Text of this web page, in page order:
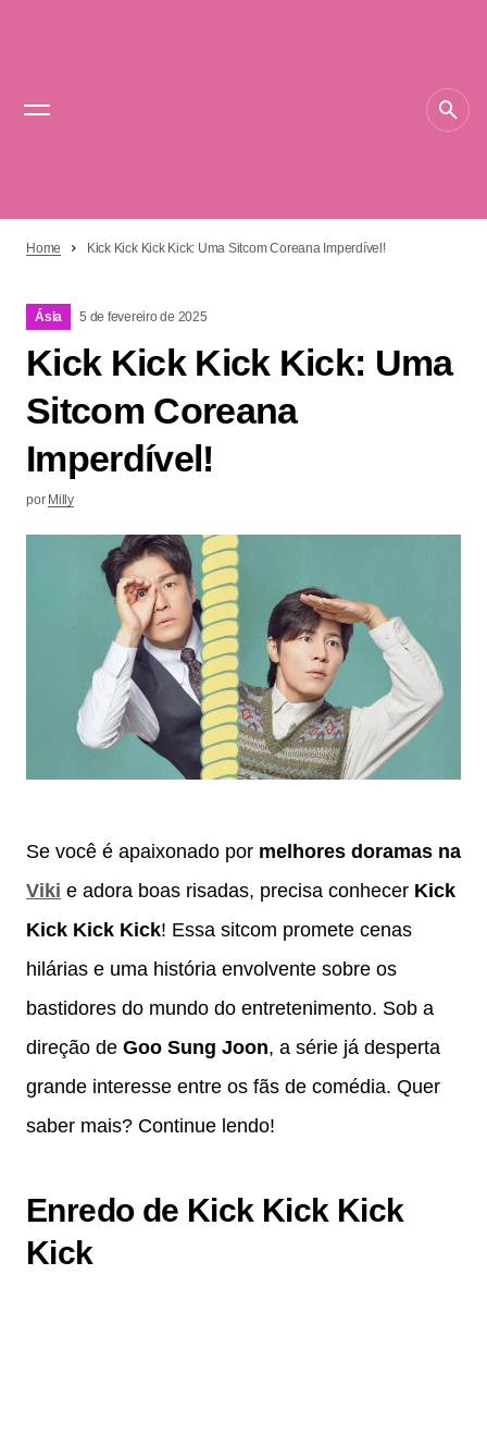
Home Kick Kick Kick Kick: Uma Sitcom Coreana Imperdível!
Ásia 5 de fevereiro de 2025
Kick Kick Kick Kick: Uma
Sitcom Coreana
Imperdível!
por Milly
Se você é apaixonado por melhores doramas na
Viki e adora boas risadas, precisa conhecer Kick
Kick Kick Kick! Essa sitcom promete cenas
hilárias e uma história envolvente sobre os
bastidores do mundo do entretenimento. Sob a
direção de Goo Sung Joon, a série já desperta
grande interesse entre os fãs de comédia. Quer
saber mais? Continue lendo!
Enredo de Kick Kick Kick
Kick